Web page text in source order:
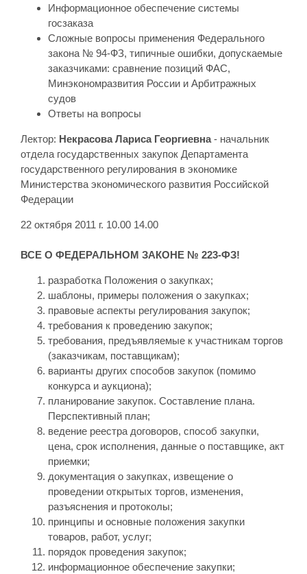
Информационное обеспечение системы
госзаказа
Сложные вопросы применения Федерального
закона № 94-ФЗ, типичные ошибки, допускаемые
заказчиками: сравнение позиций ФАС,
Минэкономразвития России и Арбитражных
судов
Ответы на вопросы
Лектор: Некрасова Лариса Георгиевна- начальник
отдела государственных закупок Департамента
государственного регулирования в экономике
Министерства экономического развития Российской
Федерации
22 октября 2011 г. 10.00 14.00
ВСЕ О ФЕДЕРАЛЬНОМ ЗАКОНЕ № 223-ФЗ!
разработка Положения о закупках;
шаблоны, примеры положения о закупках;
правовые аспекты регулирования закупок;
требования к проведению закупок;
требования, предъявляемые к участникам торгов
(заказчикам, поставщикам);
варианты других способов закупок (помимо
конкурса и аукциона);
планирование закупок. Составление плана.
Перспективный план;
ведение реестра договоров, способ закупки,
цена, срок исполнения, данные о поставщике, акт
приемки;
документация о закупках, извещение о
проведении открытых торгов, изменения,
разъяснения и протоколы;
принципы и основные положения закупки
товаров, работ, услуг;
порядок проведения закупок;
информационное обеспечение закупки;